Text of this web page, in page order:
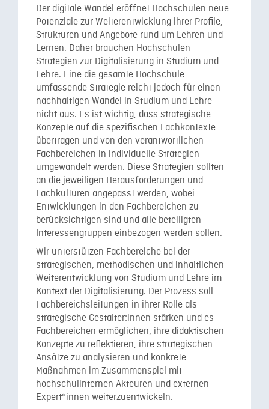
Der digitale Wandel eröffnet Hochschulen neue
Potenziale zur Weiterentwicklung ihrer Profile,
Strukturen und Angebote rund um Lehren und
Lernen. Daher brauchen Hochschulen
Strategien zur Digitalisierung in Studium und
Lehre. Eine die gesamte Hochschule
umfassende Strategie reicht jedoch für einen
nachhaltigen Wandel in Studium und Lehre
nicht aus. Es ist wichtig, dass strategische
Konzepte auf die spezifischen Fachkontexte
übertragen und von den verantwortlichen
Fachbereichen in individuelle Strategien
umgewandelt werden. Diese Strategien sollten
an die jeweiligen Herausforderungen und
Fachkulturen angepasst werden, wobei
Entwicklungen in den Fachbereichen zu
berücksichtigen sind und alle beteiligten
Interessengruppen einbezogen werden sollen.
Wir unterstützen Fachbereiche bei der
strategischen, methodischen und inhaltlichen
Weiterentwicklung von Studium und Lehre im
Kontext der Digitalisierung. Der Prozess soll
Fachbereichsleitungen in ihrer Rolle als
strategische Gestalter:innen stärken und es
Fachbereichen ermöglichen, ihre didaktischen
Konzepte zu reflektieren, ihre strategischen
Ansätze zu analysieren und konkrete
Maßnahmen im Zusammenspiel mit
hochschulinternen Akteuren und externen
Expert*innen weiterzuentwickeln.